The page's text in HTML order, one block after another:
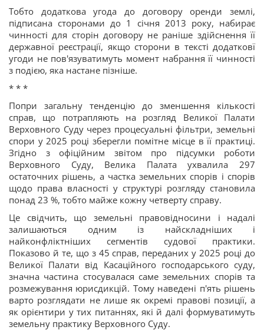
Тобто додаткова угода до договору оренди землі,
підписана сторонами до 1 січня 2013 року, набирає
чинності для сторін договору не раніше здійснення її
державної реєстрації, якщо сторони в тексті додатковї
угоди не пов'язуватимуть момент набрання її чинності
з подією, яка настане пізніше.
* * *
Попри загальну тенденцію до зменшення кількості
справ, що потрапляють на розгляд Великої Палати
Верховного Суду через процесуальні фільтри, земельні
спори у 2025 році зберегли помітне місце в її практиці.
Згідно з офіційним звітом про підсумки роботи
Верховного Суду, Велика Палата ухвалила 297
остаточних рішень, а частка земельних спорів і спорів
щодо права власності у структурі розгляду становила
понад 23 %, тобто майже кожну четверту справу.
Це свідчить, що земельні правовідносини і надалі
залишаються одним із найскладніших і
найконфліктніших сегментів судової практики.
Показово й те, що з 45 справ, переданих у 2025 році до
Великої Палати від Касаційного господарського суду,
значна частина стосувалася саме земельних спорів та
розмежування юрисдикцій. Тому наведені п'ять рішень
варто розглядати не лише як окремі правові позиції, а
як орієнтири у тих питаннях, які й далі формуватимуть
земельну практику Верховного Суду.